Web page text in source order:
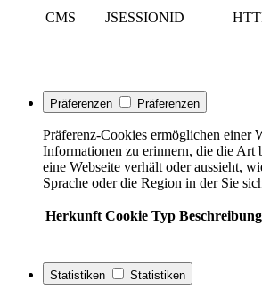
CMS JSESSIONID
Präferenzen Präferenzen
Präferenz-Cookies ermöglichen einer
Informationen zu erinnern, die die Art
eine Webseite verhält oder aussieht,
Sprache oder die Region in der Sie
Herkunft Cookie Typ Beschreibung
Statistiken Statistiken